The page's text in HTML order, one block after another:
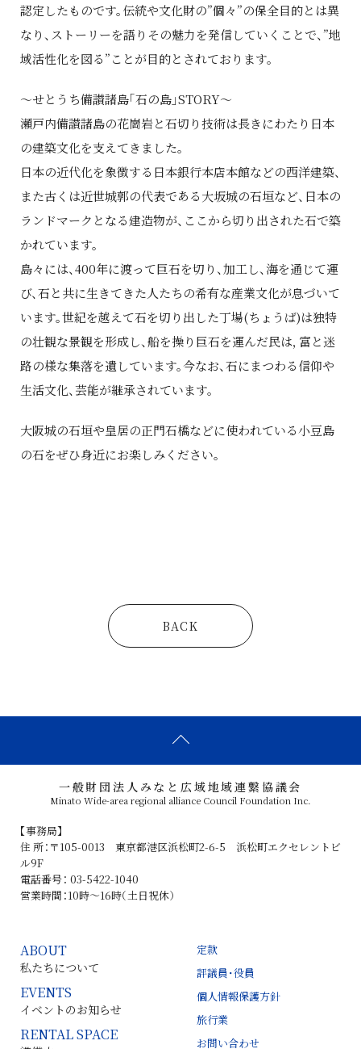
認定したものです。伝統や文化財の”個々”の保全目的とは異
なり、ストーリーを語りその魅力を発信していくことで、”地
域活性化を図る”ことが目的とされております。
～せとうち備讃諸島「石の島」STORY～
瀬戸内備讃諸島の花崗岩と石切り技術は長きにわたり日本
の建築文化を支えてきました。
日本の近代化を象徴する日本銀行本店本館などの西洋建築、
また古くは近世城郭の代表である大坂城の石垣など、日本の
ランドマークとなる建造物が、ここから切り出された石で築
かれています。
島々には、400年に渡って巨石を切り、加工し、海を通じて運
び、石と共に生きてきた人たちの希有な産業文化が息づいて
います。世紀を越えて石を切り出した丁場(ちょうば)は独特
の壮観な景観を形成し、船を操り巨石を運んだ民は，富と迷
路の様な集落を遺しています。今なお、石にまつわる信仰や
生活文化、芸能が継承されています。
大阪城の石垣や皇居の正門石橋などに使われている小豆島
の石をぜひ身近にお楽しみください。
BACK
一般財団法人みなと広域地域連繋協議会
Minato Wide-area regional alliance Council Foundation Inc.
【事務局】
住 所：〒105-0013 東京都港区浜松町2-6-5 浜松町エクセレントビ
ル9F
電話番号： 03-5422-1040
営業時間：10時～16時（土日祝休）
ABOUT
私たちについて
EVENTS
イベントのお知らせ
RENTAL SPACE
定款
評議員・役員
個人情報保護方針
旅行業
お問い合わせ